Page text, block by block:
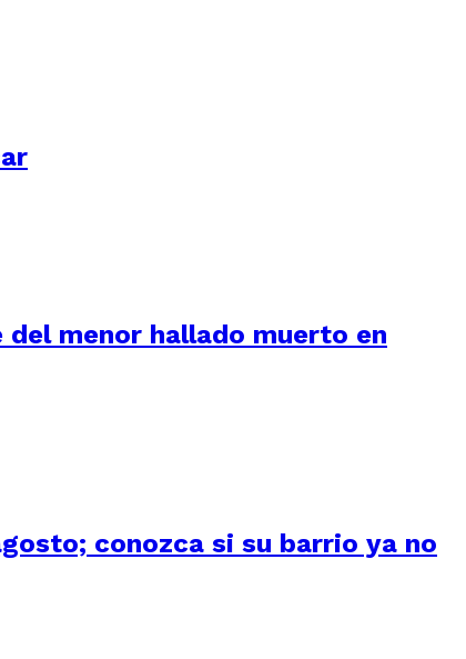
menor hallado muerto en
conozca si su barrio ya no